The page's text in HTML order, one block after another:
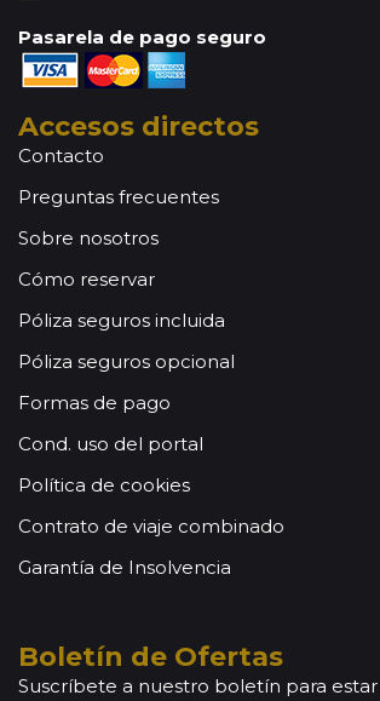
Pasarela de pago seguro
Accesos directos
Contacto
Preguntas frecuentes
Sobre nosotros
Cómo reservar
Póliza seguros incluida
Póliza seguros opcional
Formas de pago
Cond. uso del portal
Política de cookies
Contrato de viaje combinado
Garantía de Insolvencia
Boletín de Ofertas
Suscríbete a nuestro boletín para estar